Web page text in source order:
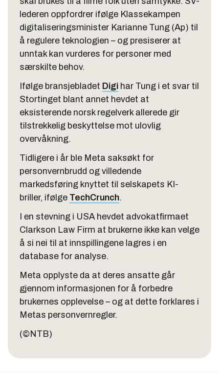
lederen oppfordrer ifølge Klassekampen
digitaliseringsminister Karianne Tung (Ap) til
å regulere teknologien – og presiserer at
unntak kan vurderes for personer med
særskilte behov.
Ifølge bransjebladet Digi har Tung i et svar til
Stortinget blant annet hevdet at
eksisterende norsk regelverk allerede gir
tilstrekkelig beskyttelse mot ulovlig
overvåkning.
Tidligere i år ble Meta saksøkt for
personvernbrudd og villedende
markedsføring knyttet til selskapets KI-
briller, ifølge TechCrunch.
I en stevning i USA hevdet advokatfirmaet
Clarkson Law Firm at brukerne ikke kan velge
å si nei til at innspillingene lagres i en
database for analyse.
Meta opplyste da at deres ansatte går
gjennom informasjonen for å forbedre
brukernes opplevelse – og at dette forklares i
Metas personvernregler.
(©NTB)